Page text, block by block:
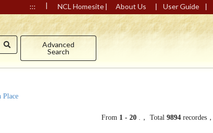
::: | NCL Homesite| About Us | User Guide |
Advanced
Search
Place
From 1 - 20 .， Total9894 recordes，